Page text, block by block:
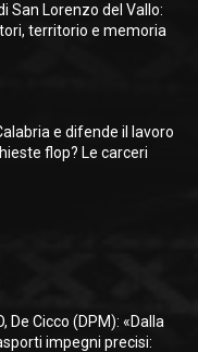
San Lorenzo del Vallo:
territorio e memoria
e difende il lavoro
flop? Le carceri
De Cicco (DPM): «Dalla
impegni precisi: